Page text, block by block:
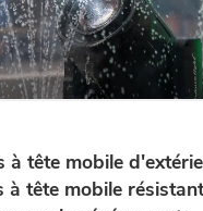
à tête mobile
à tête mobile